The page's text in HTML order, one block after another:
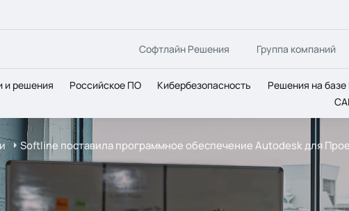
Софтлайн Решения Группа компаний
и решения Российское ПО Кибербезопасность Решения на
Softline поставила программное обеспечение Autodesk для